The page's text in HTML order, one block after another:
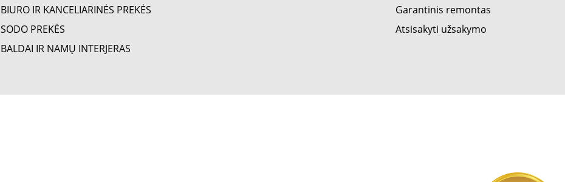
BIURO IR KANCELIARINĖS PREKĖS
SODO PREKĖS
BALDAI IR NAMŲ INTERJERAS
Garantinis remontas
Atsisakyti užsakymo